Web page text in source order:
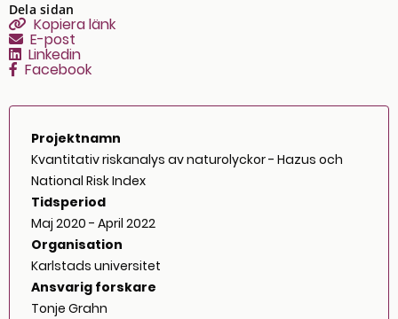
Dela sidan
Kopiera sidans länk
Kopiera länk
E-post
Linkedin
Facebook
Projektnamn
Kvantitativ riskanalys av naturolyckor - Hazus och
National Risk Index
Tidsperiod
Maj 2020 - April 2022
Organisation
Karlstads universitet
Ansvarig forskare
Tonje Grahn